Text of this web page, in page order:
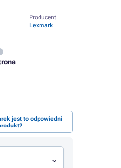
Producent
Lexmark
jest to odpowiedni